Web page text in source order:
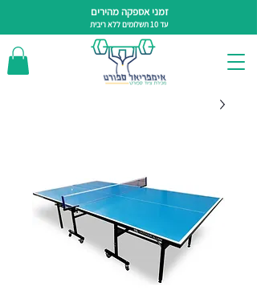
זמני אספקה מהירים
עד 10 תשלומים ללא ריבית